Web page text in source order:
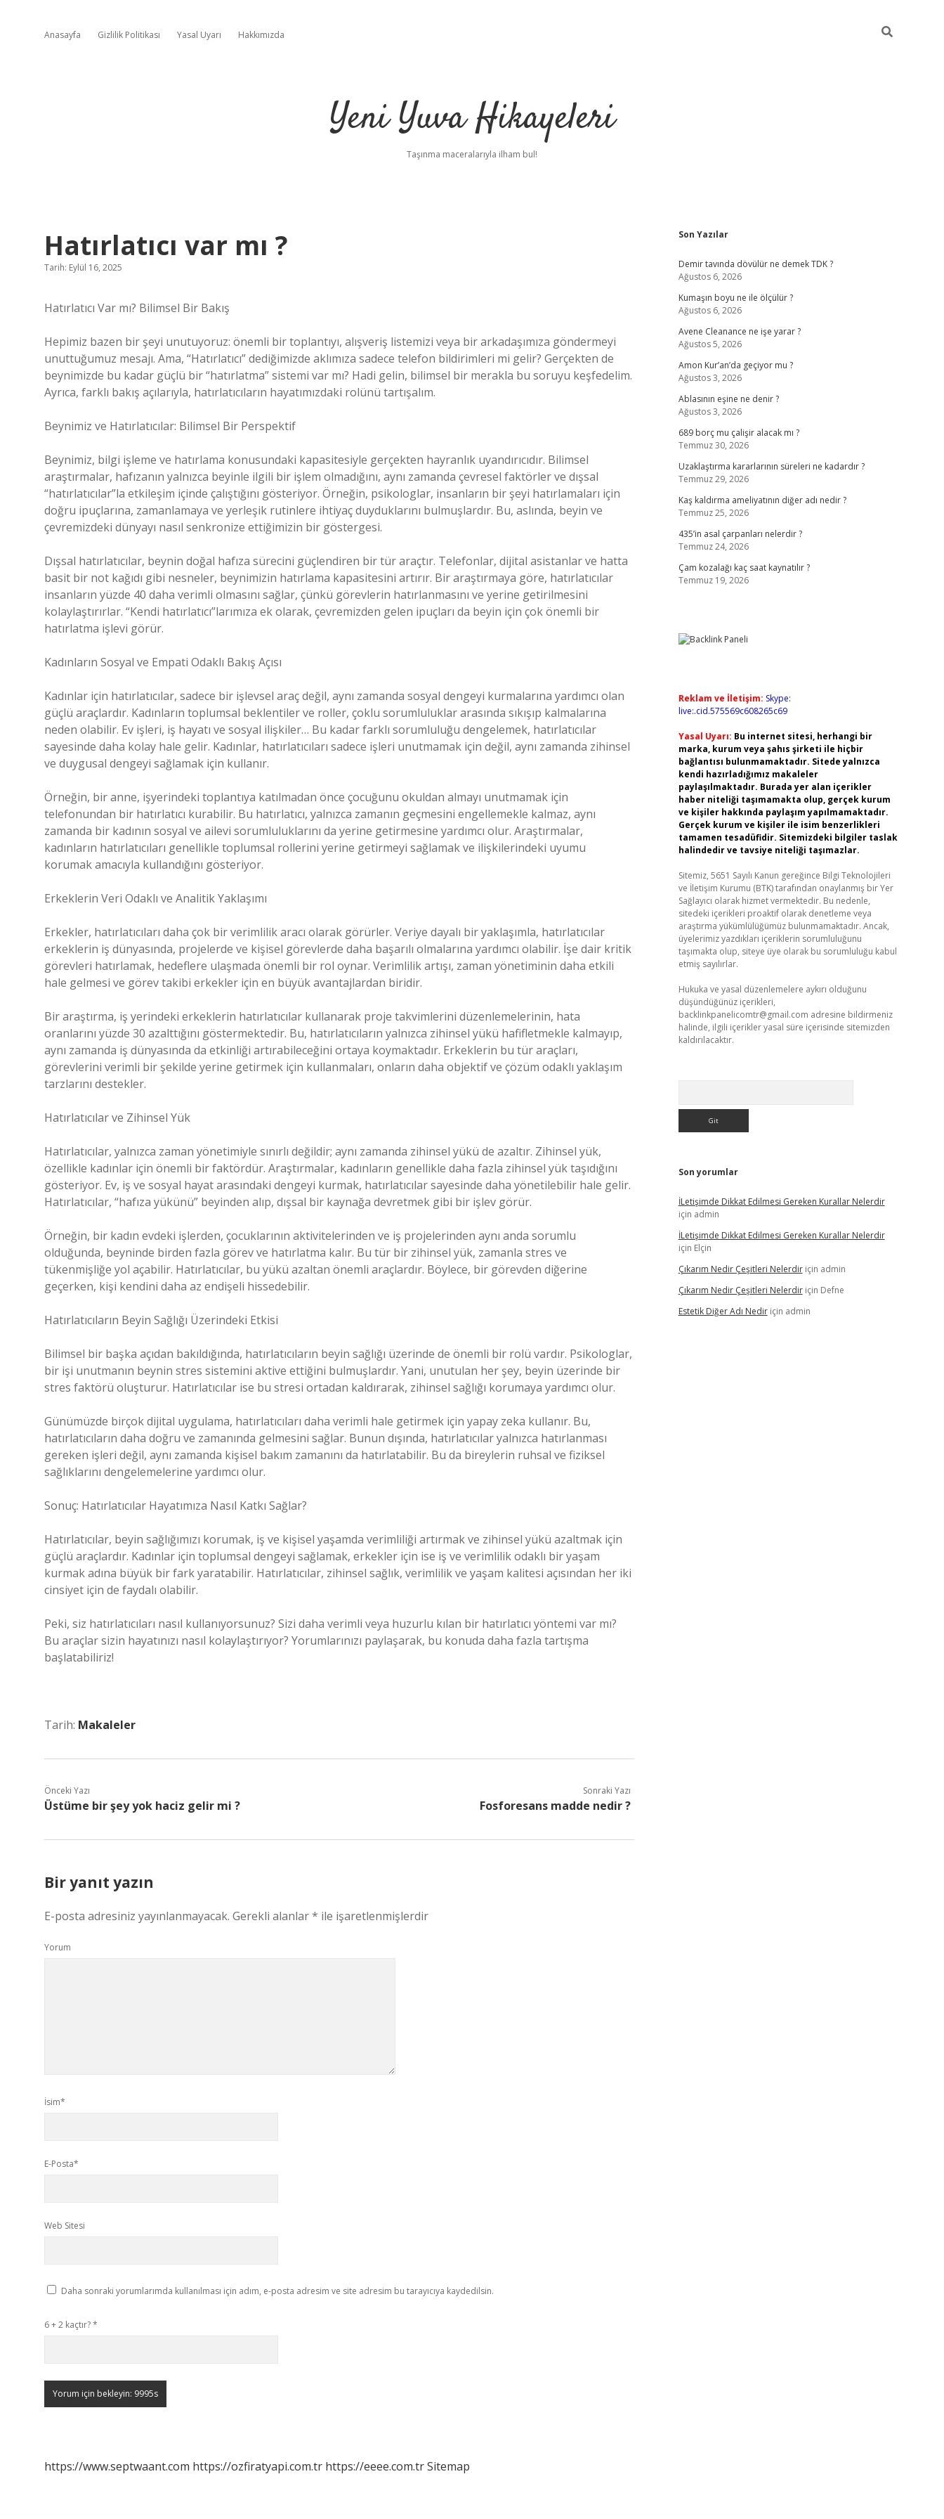
Anasayfa Gizlilik Politikası Yasal Uyarı Hakkımızda
Yeni Yuva Hikayeleri
Taşınma maceralarıyla ilham bul!
Hatırlatıcı var mı ?
Tarih: Eylül 16, 2025
Hatırlatıcı Var mı? Bilimsel Bir Bakış
Hepimiz bazen bir şeyi unutuyoruz: önemli bir toplantıyı, alışveriş listemizi veya bir arkadaşımıza göndermeyi
unuttuğumuz mesajı. Ama, “Hatırlatıcı” dediğimizde aklımıza sadece telefon bildirimleri mi gelir? Gerçekten de
beynimizde bu kadar güçlü bir “hatırlatma” sistemi var mı? Hadi gelin, bilimsel bir merakla bu soruyu keşfedelim.
Ayrıca, farklı bakış açılarıyla, hatırlatıcıların hayatımızdaki rolünü tartışalım.
Beynimiz ve Hatırlatıcılar: Bilimsel Bir Perspektif
Beynimiz, bilgi işleme ve hatırlama konusundaki kapasitesiyle gerçekten hayranlık uyandırıcıdır. Bilimsel
araştırmalar, hafızanın yalnızca beyinle ilgili bir işlem olmadığını, aynı zamanda çevresel faktörler ve dışsal
“hatırlatıcılar”la etkileşim içinde çalıştığını gösteriyor. Örneğin, psikologlar, insanların bir şeyi hatırlamaları için
doğru ipuçlarına, zamanlamaya ve yerleşik rutinlere ihtiyaç duyduklarını bulmuşlardır. Bu, aslında, beyin ve
çevremizdeki dünyayı nasıl senkronize ettiğimizin bir göstergesi.
Dışsal hatırlatıcılar, beynin doğal hafıza sürecini güçlendiren bir tür araçtır. Telefonlar, dijital asistanlar ve hatta
basit bir not kağıdı gibi nesneler, beynimizin hatırlama kapasitesini artırır. Bir araştırmaya göre, hatırlatıcılar
insanların yüzde 40 daha verimli olmasını sağlar, çünkü görevlerin hatırlanmasını ve yerine getirilmesini
kolaylaştırırlar. “Kendi hatırlatıcı”larımıza ek olarak, çevremizden gelen ipuçları da beyin için çok önemli bir
hatırlatma işlevi görür.
Kadınların Sosyal ve Empati Odaklı Bakış Açısı
Kadınlar için hatırlatıcılar, sadece bir işlevsel araç değil, aynı zamanda sosyal dengeyi kurmalarına yardımcı olan
güçlü araçlardır. Kadınların toplumsal beklentiler ve roller, çoklu sorumluluklar arasında sıkışıp kalmalarına
neden olabilir. Ev işleri, iş hayatı ve sosyal ilişkiler… Bu kadar farklı sorumluluğu dengelemek, hatırlatıcılar
sayesinde daha kolay hale gelir. Kadınlar, hatırlatıcıları sadece işleri unutmamak için değil, aynı zamanda zihinsel
ve duygusal dengeyi sağlamak için kullanır.
Örneğin, bir anne, işyerindeki toplantıya katılmadan önce çocuğunu okuldan almayı unutmamak için
telefonundan bir hatırlatıcı kurabilir. Bu hatırlatıcı, yalnızca zamanın geçmesini engellemekle kalmaz, aynı
zamanda bir kadının sosyal ve ailevi sorumluluklarını da yerine getirmesine yardımcı olur. Araştırmalar,
kadınların hatırlatıcıları genellikle toplumsal rollerini yerine getirmeyi sağlamak ve ilişkilerindeki uyumu
korumak amacıyla kullandığını gösteriyor.
Erkeklerin Veri Odaklı ve Analitik Yaklaşımı
Erkekler, hatırlatıcıları daha çok bir verimlilik aracı olarak görürler. Veriye dayalı bir yaklaşımla, hatırlatıcılar
erkeklerin iş dünyasında, projelerde ve kişisel görevlerde daha başarılı olmalarına yardımcı olabilir. İşe dair kritik
görevleri hatırlamak, hedeflere ulaşmada önemli bir rol oynar. Verimlilik artışı, zaman yönetiminin daha etkili
hale gelmesi ve görev takibi erkekler için en büyük avantajlardan biridir.
Bir araştırma, iş yerindeki erkeklerin hatırlatıcılar kullanarak proje takvimlerini düzenlemelerinin, hata
oranlarını yüzde 30 azalttığını göstermektedir. Bu, hatırlatıcıların yalnızca zihinsel yükü hafifletmekle kalmayıp,
aynı zamanda iş dünyasında da etkinliği artırabileceğini ortaya koymaktadır. Erkeklerin bu tür araçları,
görevlerini verimli bir şekilde yerine getirmek için kullanmaları, onların daha objektif ve çözüm odaklı yaklaşım
tarzlarını destekler.
Hatırlatıcılar ve Zihinsel Yük
Hatırlatıcılar, yalnızca zaman yönetimiyle sınırlı değildir; aynı zamanda zihinsel yükü de azaltır. Zihinsel yük,
özellikle kadınlar için önemli bir faktördür. Araştırmalar, kadınların genellikle daha fazla zihinsel yük taşıdığını
gösteriyor. Ev, iş ve sosyal hayat arasındaki dengeyi kurmak, hatırlatıcılar sayesinde daha yönetilebilir hale gelir.
Hatırlatıcılar, “hafıza yükünü” beyinden alıp, dışsal bir kaynağa devretmek gibi bir işlev görür.
Örneğin, bir kadın evdeki işlerden, çocuklarının aktivitelerinden ve iş projelerinden aynı anda sorumlu
olduğunda, beyninde birden fazla görev ve hatırlatma kalır. Bu tür bir zihinsel yük, zamanla stres ve
tükenmişliğe yol açabilir. Hatırlatıcılar, bu yükü azaltan önemli araçlardır. Böylece, bir görevden diğerine
geçerken, kişi kendini daha az endişeli hissedebilir.
Hatırlatıcıların Beyin Sağlığı Üzerindeki Etkisi
Bilimsel bir başka açıdan bakıldığında, hatırlatıcıların beyin sağlığı üzerinde de önemli bir rolü vardır. Psikologlar,
bir işi unutmanın beynin stres sistemini aktive ettiğini bulmuşlardır. Yani, unutulan her şey, beyin üzerinde bir
stres faktörü oluşturur. Hatırlatıcılar ise bu stresi ortadan kaldırarak, zihinsel sağlığı korumaya yardımcı olur.
Günümüzde birçok dijital uygulama, hatırlatıcıları daha verimli hale getirmek için yapay zeka kullanır. Bu,
hatırlatıcıların daha doğru ve zamanında gelmesini sağlar. Bunun dışında, hatırlatıcılar yalnızca hatırlanması
gereken işleri değil, aynı zamanda kişisel bakım zamanını da hatırlatabilir. Bu da bireylerin ruhsal ve fiziksel
sağlıklarını dengelemelerine yardımcı olur.
Sonuç: Hatırlatıcılar Hayatımıza Nasıl Katkı Sağlar?
Hatırlatıcılar, beyin sağlığımızı korumak, iş ve kişisel yaşamda verimliliği artırmak ve zihinsel yükü azaltmak için
güçlü araçlardır. Kadınlar için toplumsal dengeyi sağlamak, erkekler için ise iş ve verimlilik odaklı bir yaşam
kurmak adına büyük bir fark yaratabilir. Hatırlatıcılar, zihinsel sağlık, verimlilik ve yaşam kalitesi açısından her iki
cinsiyet için de faydalı olabilir.
Peki, siz hatırlatıcıları nasıl kullanıyorsunuz? Sizi daha verimli veya huzurlu kılan bir hatırlatıcı yöntemi var mı?
Bu araçlar sizin hayatınızı nasıl kolaylaştırıyor? Yorumlarınızı paylaşarak, bu konuda daha fazla tartışma
başlatabiliriz!
Tarih: Makaleler
Önceki Yazı
Üstüme bir şey yok haciz gelir mi ?
Sonraki Yazı
Fosforesans madde nedir ?
Bir yanıt yazın
E-posta adresiniz yayınlanmayacak. Gerekli alanlar* ile işaretlenmişlerdir
Yorum
İsim*
E-Posta*
Web Sitesi
Daha sonraki yorumlarımda kullanılması için adım, e-posta adresim ve site adresim bu tarayıcıya kaydedilsin.
6 + 2 kaçtır?*
https://www.septwaant.com https://ozfiratyapi.com.tr https://eeee.com.trSitemap
Sidebar
Son Yazılar
Demir tavında dövülür ne demek TDK ?
Ağustos 6, 2026
Kumaşın boyu ne ile ölçülür ?
Ağustos 6, 2026
Avene Cleanance ne işe yarar ?
Ağustos 5, 2026
Amon Kur’an’da geçiyor mu ?
Ağustos 3, 2026
Ablasının eşine ne denir ?
Ağustos 3, 2026
689 borç mu çalişir alacak mı ?
Temmuz 30, 2026
Uzaklaştırma kararlarının süreleri ne kadardır ?
Temmuz 29, 2026
Kaş kaldırma ameliyatının diğer adı nedir ?
Temmuz 25, 2026
435’in asal çarpanları nelerdir ?
Temmuz 24, 2026
Çam kozalağı kaç saat kaynatılır ?
Temmuz 19, 2026
Reklam ve İletişim: Skype:
live:.cid.575569c608265c69
Yasal Uyarı: Bu internet sitesi, herhangi bir
marka, kurum veya şahıs şirketi ile hiçbir
bağlantısı bulunmamaktadır. Sitede yalnızca
kendi hazırladığımız makaleler
paylaşılmaktadır. Burada yer alan içerikler
haber niteliği taşımamakta olup, gerçek kurum
ve kişiler hakkında paylaşım yapılmamaktadır.
Gerçek kurum ve kişiler ile isim benzerlikleri
tamamen tesadüfidir. Sitemizdeki bilgiler taslak
halindedir ve tavsiye niteliği taşımazlar.
Sitemiz, 5651 Sayılı Kanun gereğince Bilgi Teknolojileri
ve İletişim Kurumu (BTK) tarafından onaylanmış bir Yer
Sağlayıcı olarak hizmet vermektedir. Bu nedenle,
sitedeki içerikleri proaktif olarak denetleme veya
araştırma yükümlülüğümüz bulunmamaktadır. Ancak,
üyelerimiz yazdıkları içeriklerin sorumluluğunu
taşımakta olup, siteye üye olarak bu sorumluluğu kabul
etmiş sayılırlar.
Hukuka ve yasal düzenlemelere aykırı olduğunu
düşündüğünüz içerikleri,
backlinkpanelicomtr@gmail.com adresine bildirmeniz
halinde, ilgili içerikler yasal süre içerisinde sitemizden
kaldırılacaktır.
Son yorumlar
İLetişimde Dikkat Edilmesi Gereken Kurallar Nelerdir
için admin
İLetişimde Dikkat Edilmesi Gereken Kurallar Nelerdir
için Elçin
Çıkarım Nedir Çeşitleri Nelerdiriçin admin
Çıkarım Nedir Çeşitleri Nelerdiriçin Defne
Estetik Diğer Adı Nediriçin admin
hiltonbetBetexper giriş adresi